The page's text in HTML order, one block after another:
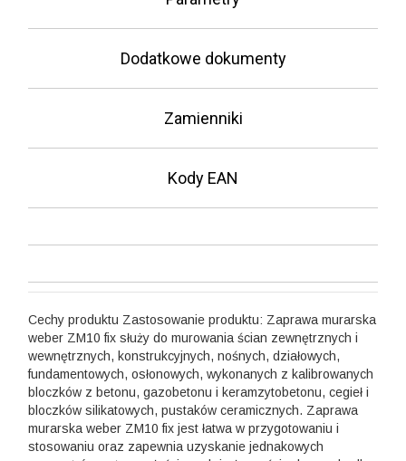
Dodatkowe dokumenty
Zamienniki
Kody EAN
Cechy produktu Zastosowanie produktu: Zaprawa murarska
weber ZM10 fix służy do murowania ścian zewnętrznych i
wewnętrznych, konstrukcyjnych, nośnych, działowych,
fundamentowych, osłonowych, wykonanych z kalibrowanych
bloczków z betonu, gazobetonu i keramzytobetonu, cegieł i
bloczków silikatowych, pustaków ceramicznych. Zaprawa
murarska weber ZM10 fix jest łatwa w przygotowaniu i
stosowaniu oraz zapewnia uzyskanie jednakowych